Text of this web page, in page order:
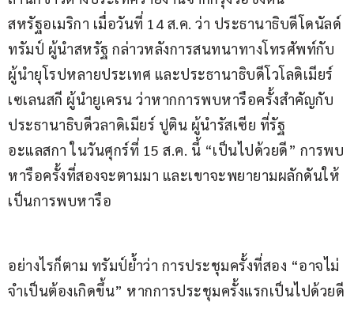
สหรัฐอเมริกา เมื่อวันที่ 14 ส.ค. ว่า ประธานาธิบดีโดนัลด์
ทรัมป์ ผู้นำสหรัฐ กล่าวหลังการสนทนาทางโทรศัพท์กับ
ผู้นำยุโรปหลายประเทศ และประธานาธิบดีโวโลดิเมียร์
เซเลนสกี ผู้นำยูเครน ว่าหากการพบหารือครั้งสำคัญกับ
ประธานาธิบดีวลาดิเมียร์ ปูติน ผู้นำรัสเซีย ที่รัฐ
อะแลสกา ในวันศุกร์ที่ 15 ส.ค. นี้ “เป็นไปด้วยดี” การพบ
หารือครั้งที่สองจะตามมา และเขาจะพยายามผลักดันให้
เป็นการพบหารือ
อย่างไรก็ตาม ทรัมป์ย้ำว่า การประชุมครั้งที่สอง “อาจไม่
จำเป็นต้องเกิดขึ้น” หากการประชุมครั้งแรกเป็นไปด้วยดี